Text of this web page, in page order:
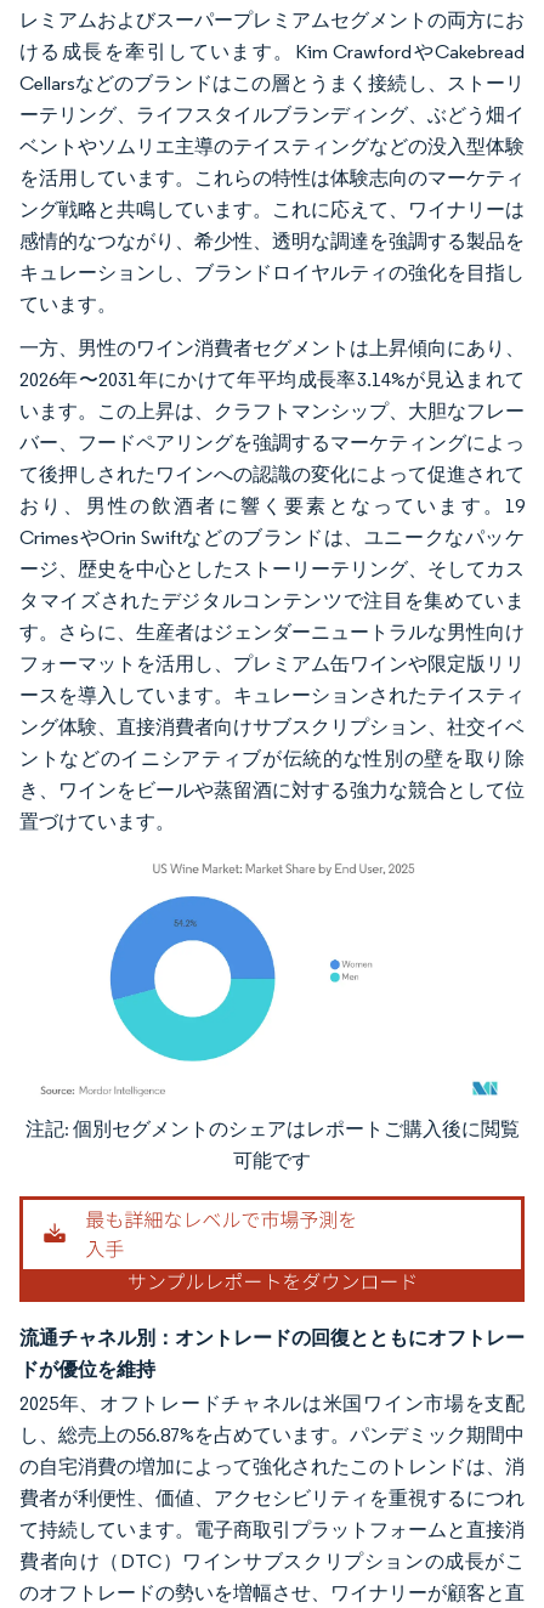
レミアムおよびスーパープレミアムセグメントの両方にお
ける成長を牽引しています。Kim CrawfordやCakebread
Cellarsなどのブランドはこの層とうまく接続し、ストーリ
ーテリング、ライフスタイルブランディング、ぶどう畑イ
ベントやソムリエ主導のテイスティングなどの没入型体験
を活用しています。これらの特性は体験志向のマーケティ
ング戦略と共鳴しています。これに応えて、ワイナリーは
感情的なつながり、希少性、透明な調達を強調する製品を
キュレーションし、ブランドロイヤルティの強化を目指し
ています。
一方、男性のワイン消費者セグメントは上昇傾向にあり、
2026年〜2031年にかけて年平均成長率3.14%が見込まれて
います。この上昇は、クラフトマンシップ、大胆なフレー
バー、フードペアリングを強調するマーケティングによっ
て後押しされたワインへの認識の変化によって促進されて
おり、男性の飲酒者に響く要素となっています。19
CrimesやOrin Swiftなどのブランドは、ユニークなパッケ
ージ、歴史を中心としたストーリーテリング、そしてカス
タマイズされたデジタルコンテンツで注目を集めていま
す。さらに、生産者はジェンダーニュートラルな男性向け
フォーマットを活用し、プレミアム缶ワインや限定版リリ
ースを導入しています。キュレーションされたテイスティ
ング体験、直接消費者向けサブスクリプション、社交イベ
ントなどのイニシアティブが伝統的な性別の壁を取り除
き、ワインをビールや蒸留酒に対する強力な競合として位
置づけています。
画像 © Mordor Intelligence。再利用にはCC BY 4.0の表示が必要です。
注記: 個別セグメントのシェアはレポートご購入後に閲覧
可能です
流通チャネル別：オントレードの回復とともにオフトレー
ドが優位を維持
2025年、オフトレードチャネルは米国ワイン市場を支配
し、総売上の56.87%を占めています。パンデミック期間中
の自宅消費の増加によって強化されたこのトレンドは、消
費者が利便性、価値、アクセシビリティを重視するにつれ
て持続しています。電子商取引プラットフォームと直接消
費者向け（DTC）ワインサブスクリプションの成長がこ
のオフトレードの勢いを増幅させ、ワイナリーが顧客と直